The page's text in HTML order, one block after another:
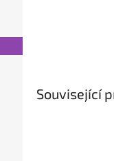
Související